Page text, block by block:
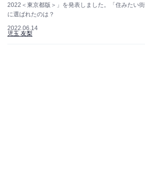
2022＜東京都版＞」を発表しました。「住みたい
に選ばれたのは？
2022.06.14
児玉 友梨